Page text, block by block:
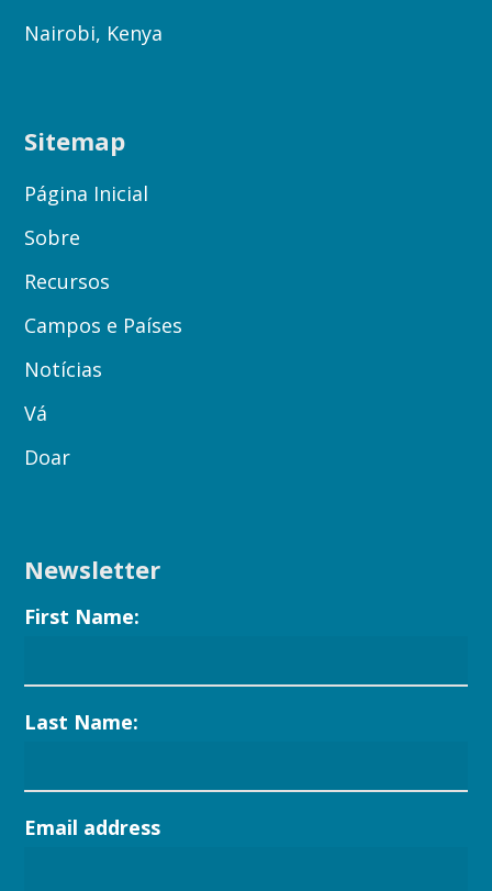
Nairobi, Kenya
Sitemap
Página Inicial
Sobre
Recursos
Campos e Países
Notícias
Vá
Doar
Newsletter
First Name:
Last Name:
Email address